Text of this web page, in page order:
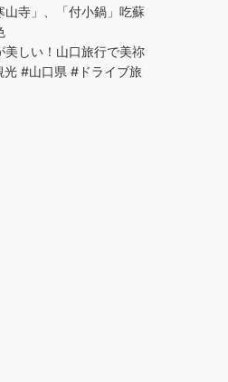
寺」、「付小鍋」吃蘇
美しい！山口旅行で美祢
#山口県 #ドライブ旅